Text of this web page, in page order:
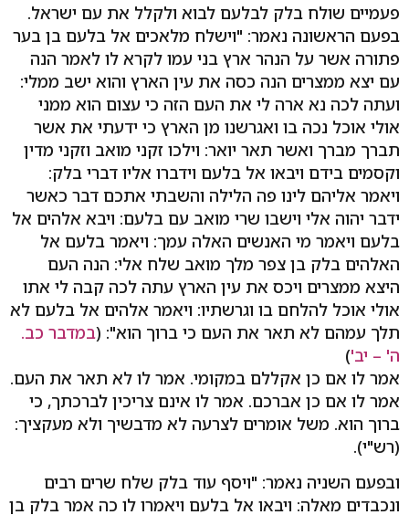
פעמיים שולח בלק לבלעם לבוא ולקלל את עם ישראל.
בפעם הראשונה נאמר: "וישלח מלאכים אל בלעם בן בער
פתורה אשר על הנהר ארץ בני עמו לקרא לו לאמר הנה
עם יצא ממצרים הנה כסה את עין הארץ והוא ישב ממלי:
ועתה לכה נא ארה לי את העם הזה כי עצום הוא ממני
אולי אוכל נכה בו ואגרשנו מן הארץ כי ידעתי את אשר
תברך מברך ואשר תאר יואר: וילכו זקני מואב וזקני מדין
וקסמים בידם ויבאו אל בלעם וידברו אליו דברי בלק:
ויאמר אליהם לינו פה הלילה והשבתי אתכם דבר כאשר
ידבר יהוה אלי וישבו שרי מואב עם בלעם: ויבא אלהים אל
בלעם ויאמר מי האנשים האלה עמך: ויאמר בלעם אל
האלהים בלק בן צפר מלך מואב שלח אלי: הנה העם
היצא ממצרים ויכס את עין הארץ עתה לכה קבה לי אתו
אולי אוכל להלחם בו וגרשתיו: ויאמר אלהים אל בלעם לא
תלך עמהם לא תאר את העם כי ברוך הוא": (במדבר כב.
ה' – יב')
אמר לו אם כן אקללם במקומי. אמר לו לא תאר את העם.
אמר לו אם כן אברכם. אמר לו אינם צריכין לברכתך, כי
ברוך הוא. משל אומרים לצרעה לא מדבשיך ולא מעקציך:
(רש"י).
ובפעם השניה נאמר: "ויסף עוד בלק שלח שרים רבים
ונכבדים מאלה: ויבאו אל בלעם ויאמרו לו כה אמר בלק בן